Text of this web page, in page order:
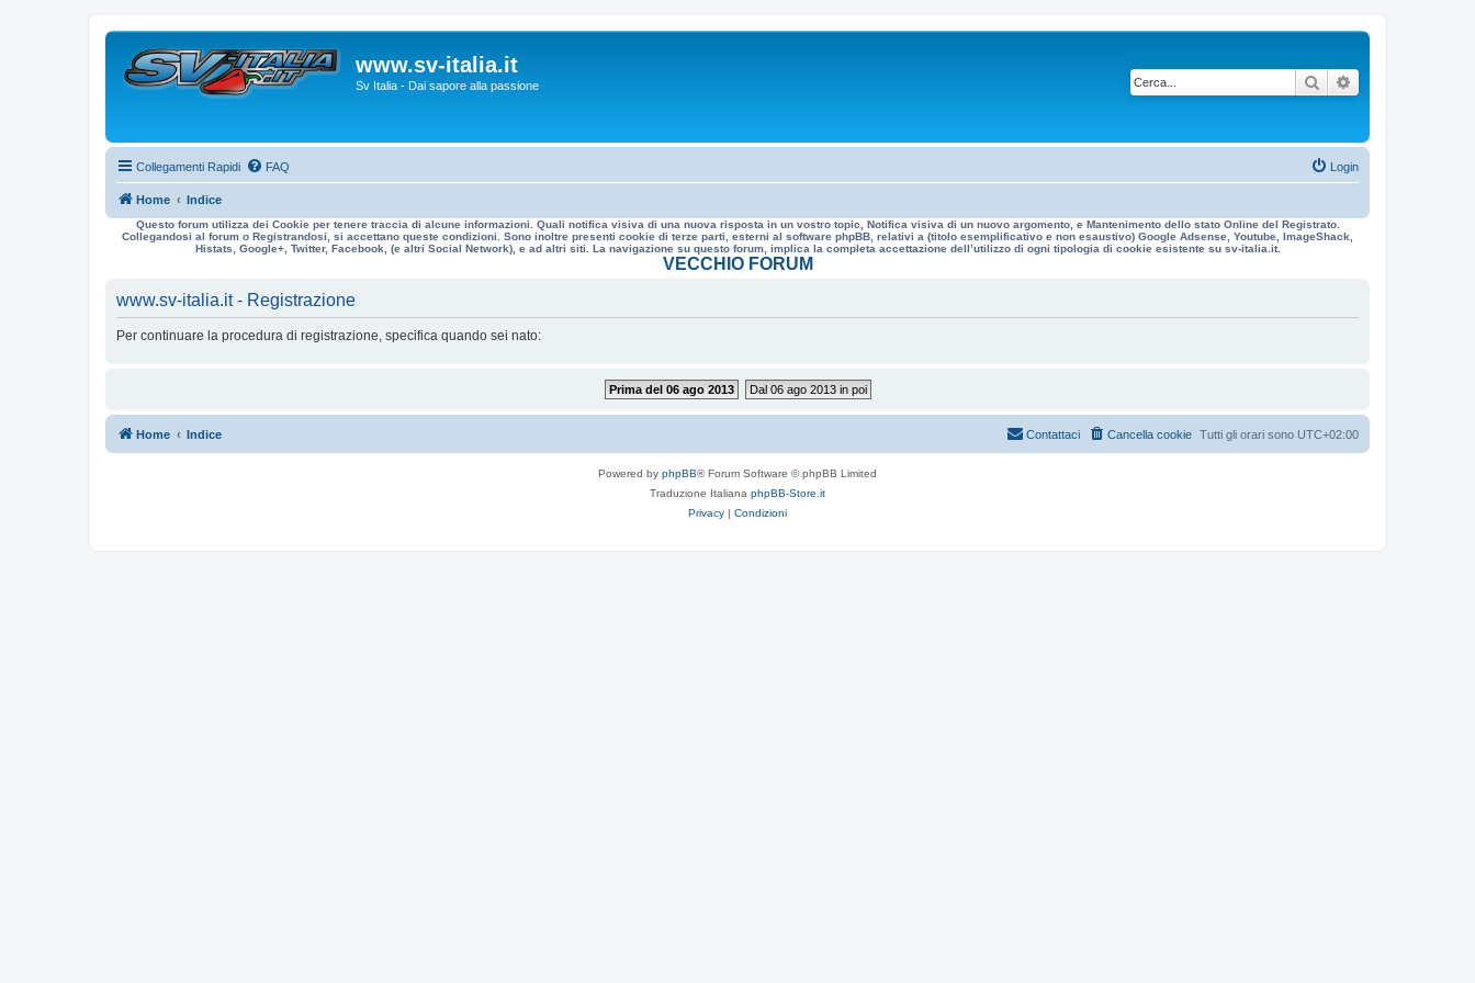
www.sv-italia.it
Sv Italia - Dai sapore alla passione Cerca
Collegamenti Rapidi FAQ Login
Home Indice
Questo forum utilizza dei Cookie per tenere traccia di alcune informazioni. Quali notifica visiva di una nuova risposta in un vostro topic, Notifica visiva di un nuovo argomento, e Mantenimento dello stato Online del Registrato.
Collegandosi al forum o Registrandosi, si accettano queste condizioni. Sono inoltre presenti cookie di terze parti, esterni al software phpBB, relativi a (titolo esemplificativo e non esaustivo) Google Adsense, Youtube, ImageShack,
Histats, Google+, Twitter, Facebook, (e altri Social Network), e ad altri siti. La navigazione su questo forum, implica la completa accettazione dell’utilizzo di ogni tipologia di cookie esistente su sv-italia.it.
VECCHIO FORUM
www.sv-italia.it - Registrazione
Per continuare la procedura di registrazione, specifica quando sei nato:
Prima del 06 ago 2013 Dal 06 ago 2013 in poi
Home Indice Tutti gli orari sono UTC+02:00
Cancella cookie
Contattaci
Powered by phpBB® Forum Software © phpBB Limited
Traduzione Italiana phpBB-Store.it
Privacy | Condizioni